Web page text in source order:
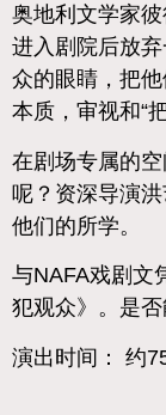
奥地利文学家
进入剧院后放
众的眼睛，把
本质，审视和“
在剧场专属的
呢？资深导演
他们的所学。
与NAFA戏剧文
犯观众》。是
演出时间： 约